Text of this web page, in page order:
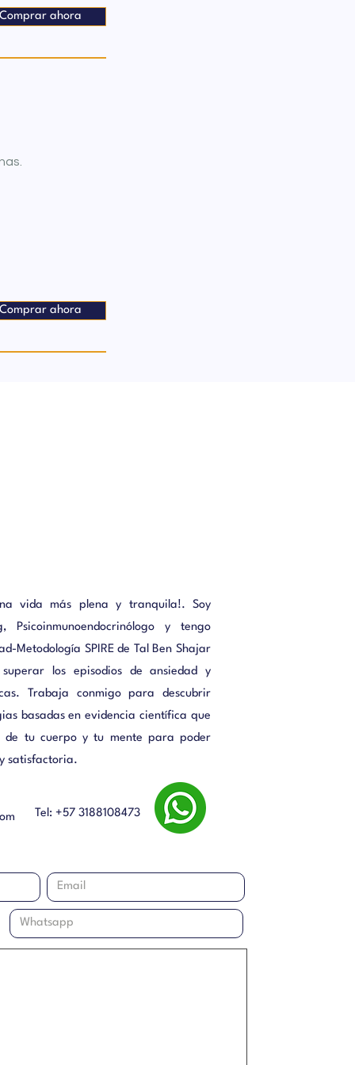
Comprar ahora
Comprar ahora
vida más plena y tranquila!. Soy
Psicoinmunoendocrinólogo y tengo
Metodología SPIRE de Tal Ben Shajar
los episodios de ansiedad y
Trabaja conmigo para descubrir
basadas en evidencia científica que
de tu cuerpo y tu mente para poder
satisfactoria.
Tel: +57 3188108473